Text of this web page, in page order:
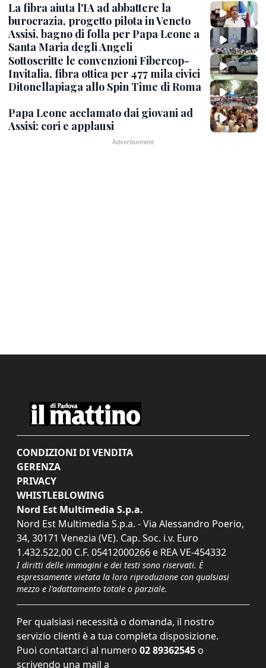
La fibra aiuta l'IA ad abbattere la
burocrazia, progetto pilota in Veneto
Assisi, bagno di folla per Papa Leone a
Santa Maria degli Angeli
Sottoscritte le convenzioni Fibercop-
Invitalia, fibra ottica per 477 mila civici
Ditonellapiaga allo Spin Time di Roma
Papa Leone acclamato dai giovani ad
Assisi: cori e applausi
CONDIZIONI DI VENDITA
GERENZA
PRIVACY
WHISTLEBLOWING
Nord Est Multimedia S.p.a.
Nord Est Multimedia S.p.a. - Via Alessandro Poerio,
34, 30171 Venezia (VE). Cap. Soc. i.v. Euro
1.432.522,00 C.F. 05412000266 e REA VE-454332
I diritti delle immagini e dei testi sono riservati. È
espressamente vietata la loro riproduzione con qualsiasi
mezzo e l'adattamento totale o parziale.
Per qualsiasi necessità o domanda, il nostro
servizio clienti è a tua completa disposizione.
Puoi contattarci al numero 02 89362545 o
scrivendo una mail a